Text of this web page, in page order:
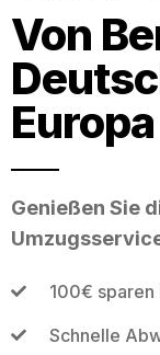
Von
Europa
Genießen Sie
100€ sparen
Schnelle